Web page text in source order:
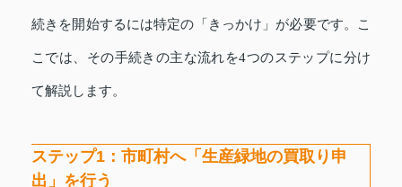
続きを開始するには特定の「きっかけ」が必要です。こ
こでは、その手続きの主な流れを4つのステップに分け
て解説します。
ステップ1：市町村へ「生産緑地の買取り申
出」を行う